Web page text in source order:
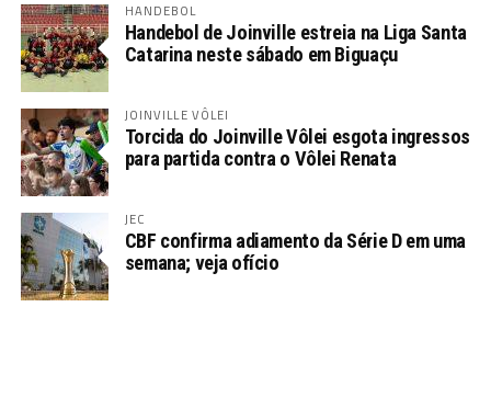
HANDEBOL
Handebol de Joinville estreia na Liga Santa
Catarina neste sábado em Biguaçu
JOINVILLE VÔLEI
Torcida do Joinville Vôlei esgota ingressos
para partida contra o Vôlei Renata
JEC
CBF confirma adiamento da Série D em uma
semana; veja ofício